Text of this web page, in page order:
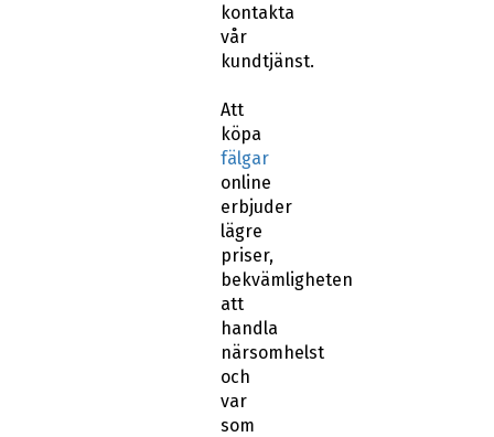
kontakta
vår
kundtjänst.
Att
köpa
fälgar
online
erbjuder
lägre
priser,
bekvämligheten
att
handla
närsomhelst
och
var
som